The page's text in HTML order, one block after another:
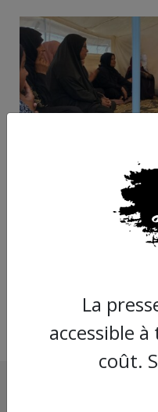
La
accessible
coût.